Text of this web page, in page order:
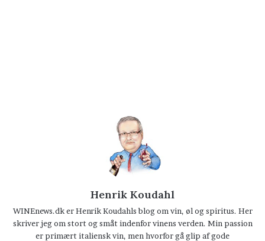
Henrik Koudahl
WINEnews.dk er Henrik Koudahls blog om vin, øl og spiritus. Her
skriver jeg om stort og småt indenfor vinens verden. Min passion
er primært italiensk vin, men hvorfor gå glip af gode